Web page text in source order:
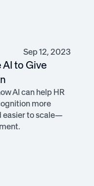
Sep 12, 2023
to Give
AI can help HR
more
easier to scale—